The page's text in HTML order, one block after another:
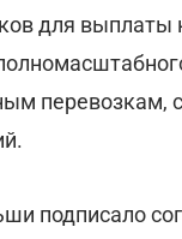
для
перевозкам,
подписало